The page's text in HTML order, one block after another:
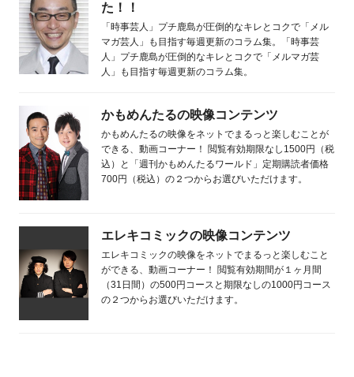
た！！
「時事芸人」プチ鹿島が圧倒的なキレとコクで「メル
マガ芸人」も目指す毎週更新のコラム集。「時事芸
人」プチ鹿島が圧倒的なキレとコクで「メルマガ芸
人」も目指す毎週更新のコラム集。
かもめんたるの映像コンテンツ
かもめんたるの映像をネットでまるっと楽しむことが
できる、動画コーナー！ 閲覧有効期限なし1500円（税
込）と「週刊かもめんたるワールド」定期購読者価格
700円（税込）の２つからお選びいただけます。
エレキコミックの映像コンテンツ
エレキコミックの映像をネットでまるっと楽しむこと
ができる、動画コーナー！ 閲覧有効期間が１ヶ月間
（31日間）の500円コースと期限なしの1000円コース
の２つからお選びいただけます。